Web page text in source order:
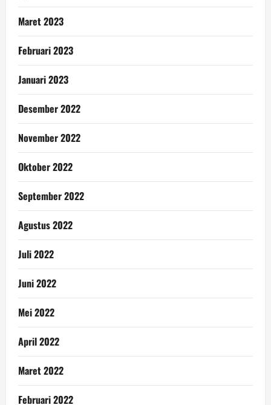
Maret 2023
Februari 2023
Januari 2023
Desember 2022
November 2022
Oktober 2022
September 2022
Agustus 2022
Juli 2022
Juni 2022
Mei 2022
April 2022
Maret 2022
Februari 2022